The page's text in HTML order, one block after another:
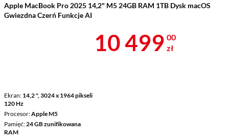
Apple MacBook Pro 2025 14,2" M5 24GB RAM 1TB Dysk macOS
Gwiezdna Czerń Funkcje AI
Ekran 14,2 ", 3024 x 1964 pikseli
120 Hz
Procesor Apple M5
Pamięć 24 GB zunifikowana
RAM
Cena 10 499
10 499 00
zł